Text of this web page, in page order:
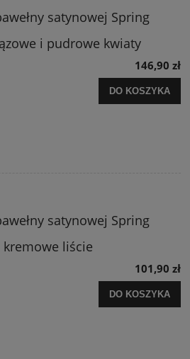
satynowej Spring
i pudrowe kwiaty
146,90 zł
DO KOSZYKA
satynowej Spring
kremowe liście
101,90 zł
DO KOSZYKA